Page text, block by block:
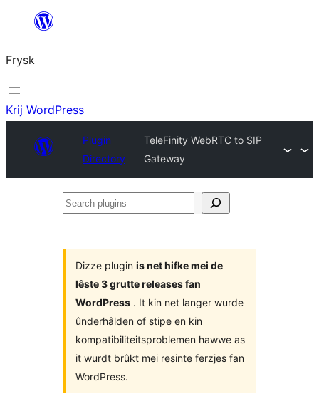
Fierder
ynhâld
Frysk
Krij WordPress
Plugin
Directory
TeleFinity WebRTC to SIP
Gateway
Search
Dizze plugin is net hifke mei de
lêste 3 grutte releases fan
WordPress . It kin net langer wurde
ûnderhâlden of stipe en kin
kompatibiliteitsproblemen hawwe as
it wurdt brûkt mei resinte ferzjes fan
WordPress.